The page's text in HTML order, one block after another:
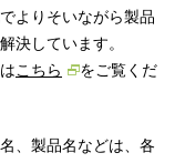
よりそいながら製品
決しています。
こちら
をご覧くだ
、製品名などは、各